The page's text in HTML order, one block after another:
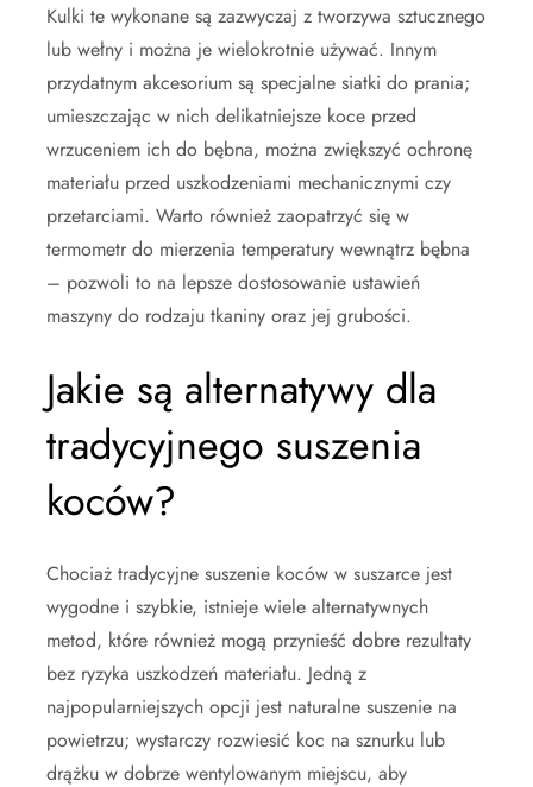
Kulki te wykonane są zazwyczaj z tworzywa sztucznego
lub wełny i można je wielokrotnie używać. Innym
przydatnym akcesorium są specjalne siatki do prania;
umieszczając w nich delikatniejsze koce przed
wrzuceniem ich do bębna, można zwiększyć ochronę
materiału przed uszkodzeniami mechanicznymi czy
przetarciami. Warto również zaopatrzyć się w
termometr do mierzenia temperatury wewnątrz bębna
– pozwoli to na lepsze dostosowanie ustawień
maszyny do rodzaju tkaniny oraz jej grubości.
Jakie są alternatywy dla
tradycyjnego suszenia
koców?
Chociaż tradycyjne suszenie koców w suszarce jest
wygodne i szybkie, istnieje wiele alternatywnych
metod, które również mogą przynieść dobre rezultaty
bez ryzyka uszkodzeń materiału. Jedną z
najpopularniejszych opcji jest naturalne suszenie na
powietrzu; wystarczy rozwiesić koc na sznurku lub
drążku w dobrze wentylowanym miejscu, aby